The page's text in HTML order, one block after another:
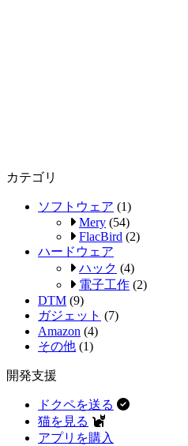
カテゴリ
ソフトウェア (1)
Mery (54)
FlacBird (2)
ハードウェア
ハック (4)
電子工作 (2)
DTM (9)
ガジェット (7)
Amazon (4)
その他 (1)
開発支援
ドクペを送る
猫を見る
アプリを購入